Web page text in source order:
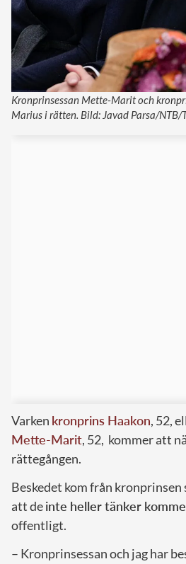
Kronprinsessan Mette-Marit och
Marius i rätten. Bild: Javad Parsa/NTB/
Varken kronprins Haakon, 52,
Mette-Marit, 52, kommer att
rättegången.
Beskedet kom från kronprinsen
att deinte heller tänker
offentligt.
– Kronprinsessan och jag har